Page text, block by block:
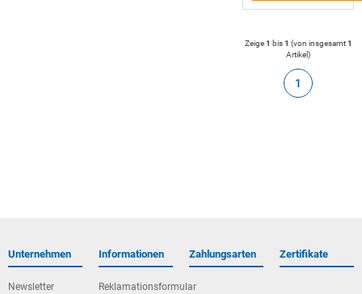
Zeige1 bis1 (von insgesamt1
Artikel)
1
Unternehmen
Newsletter
Informationen
Reklamationsformular
Zahlungsarten Zertifikate